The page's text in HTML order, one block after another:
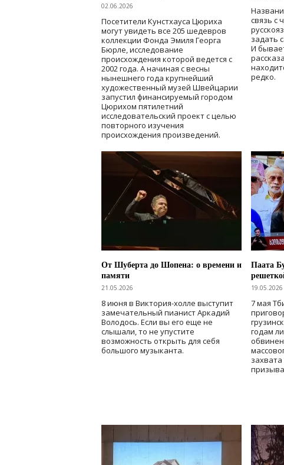
02.06.2026
Посетители Кунстхауса Цюриха
могут увидеть все 205 шедевров
коллекции Фонда Эмиля Георга
Бюрле, исследование
происхождения которой ведется с
2002 года. А начиная с весны
нынешнего года крупнейший
художественный музей Швейцарии
запустил финансируемый городом
Цюрихом пятилетний
исследовательский проект с целью
повторного изучения
происхождения произведений.
связь с
задать
И
редко.
От Шуберта до Шопена: о времени и
памяти
21.05.2026
8 июня в Виктория-холле выступит
замечательный пианист Аркадий
Володось. Если вы его еще не
слышали, то не упустите
возможность открыть для себя
большого музыканта.
Паата
19.05.2026
7 мая
годам